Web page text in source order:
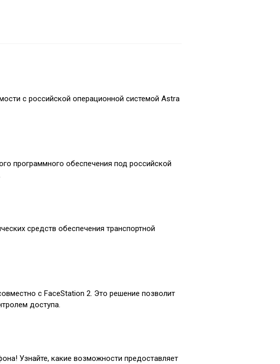
с российской операционной системой Astra
программного обеспечения под российской
средств обеспечения транспортной
с FaceStation 2. Это решение позволит
доступа.
Узнайте, какие возможности предоставляет